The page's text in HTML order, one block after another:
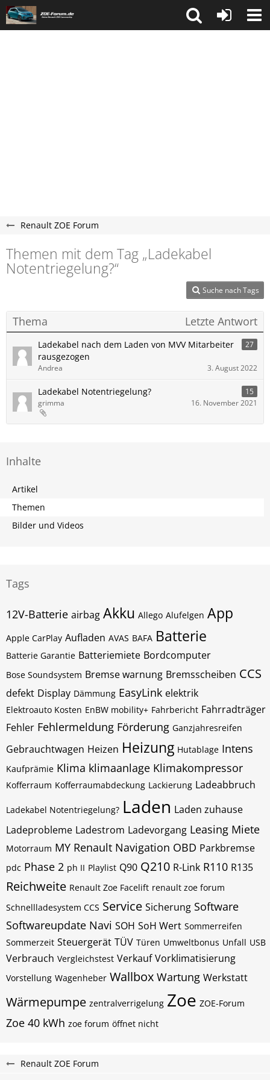
Renault ZOE Forum
Themen mit dem Tag „Ladekabel
Notentriegelung?“
Suche nach Tags
Thema Letzte Antwort
Ladekabel nach dem Laden von MVV Mitarbeiter
rausgezogen
27
Andrea 3. August 2022
Ladekabel Notentriegelung?
15
grimma
16. November 2021
Inhalte
Artikel
Themen
Bilder und Videos
Tags
12V-Batterie airbag Akku Allego Alufelgen App
Apple CarPlay Aufladen AVAS BAFA Batterie
Batterie Garantie Batteriemiete Bordcomputer
Bose Soundsystem Bremse warnung Bremsscheiben CCS
defekt Display Dämmung EasyLink elektrik
Elektroauto Kosten EnBW mobility+ Fahrbericht Fahrradträger
Fehler Fehlermeldung Förderung Ganzjahresreifen
Gebrauchtwagen Heizen Heizung Hutablage Intens
Kaufprämie Klima klimaanlage Klimakompressor
Kofferraum Kofferraumabdeckung Lackierung Ladeabbruch
Ladekabel Notentriegelung? Laden Laden zuhause
Ladeprobleme Ladestrom Ladevorgang Leasing Miete
Motorraum MY Renault Navigation OBD Parkbremse
pdc Phase 2 ph II Playlist Q90 Q210 R-Link R110 R135
Reichweite Renault Zoe Facelift renault zoe forum
Schnellladesystem CCS Service Sicherung Software
Softwareupdate Navi SOH SoH Wert Sommerreifen
Sommerzeit Steuergerät TÜV Türen Umweltbonus Unfall USB
Verbrauch Vergleichstest Verkauf Vorklimatisierung
Vorstellung Wagenheber Wallbox Wartung Werkstatt
Wärmepumpe zentralverrigelung Zoe ZOE-Forum
Zoe 40 kWh zoe forum öffnet nicht
Renault ZOE Forum